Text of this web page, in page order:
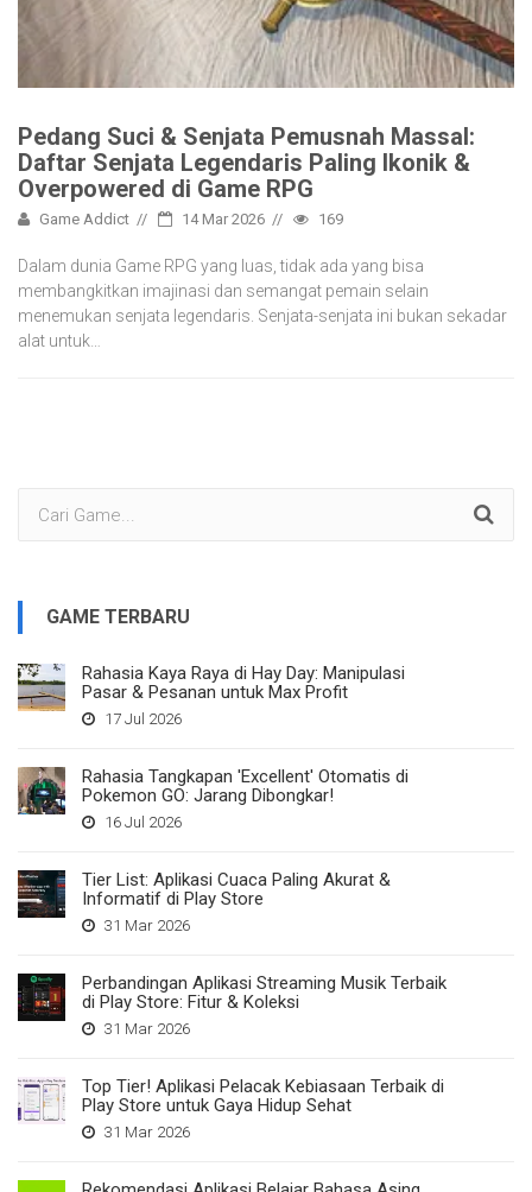
Pedang Suci & Senjata Pemusnah Massal:
Daftar Senjata Legendaris Paling Ikonik &
Overpowered di Game RPG
Game Addict 14 Mar 2026 169
Dalam dunia Game RPG yang luas, tidak ada yang bisa
membangkitkan imajinasi dan semangat pemain selain
menemukan senjata legendaris. Senjata-senjata ini bukan sekadar
alat untuk…
GAME TERBARU
Rahasia Kaya Raya di Hay Day: Manipulasi
Pasar & Pesanan untuk Max Profit
17 Jul 2026
Rahasia Tangkapan 'Excellent' Otomatis di
Pokemon GO: Jarang Dibongkar!
16 Jul 2026
Tier List: Aplikasi Cuaca Paling Akurat &
Informatif di Play Store
31 Mar 2026
Perbandingan Aplikasi Streaming Musik Terbaik
di Play Store: Fitur & Koleksi
31 Mar 2026
Top Tier! Aplikasi Pelacak Kebiasaan Terbaik di
Play Store untuk Gaya Hidup Sehat
31 Mar 2026